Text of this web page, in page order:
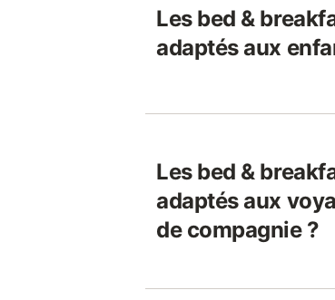
Les bed &
adaptés aux
Les bed &
adaptés aux
de compagnie ?